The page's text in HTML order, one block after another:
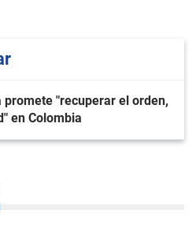
"recuperar el orden,
en Colombia